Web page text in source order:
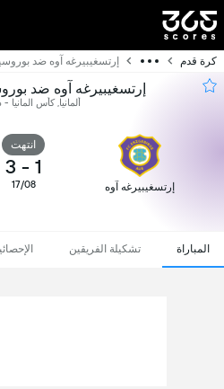
كرة قدم إرتسغيبيرغه آوه ضد
إرتسغيبيرغه آوه ضد
ألمانيا, كأس المانيا -
إرتسغيبيرغه آوه
انتهت
1
-
3
17/08
المباراة تشكيلة الفريقين